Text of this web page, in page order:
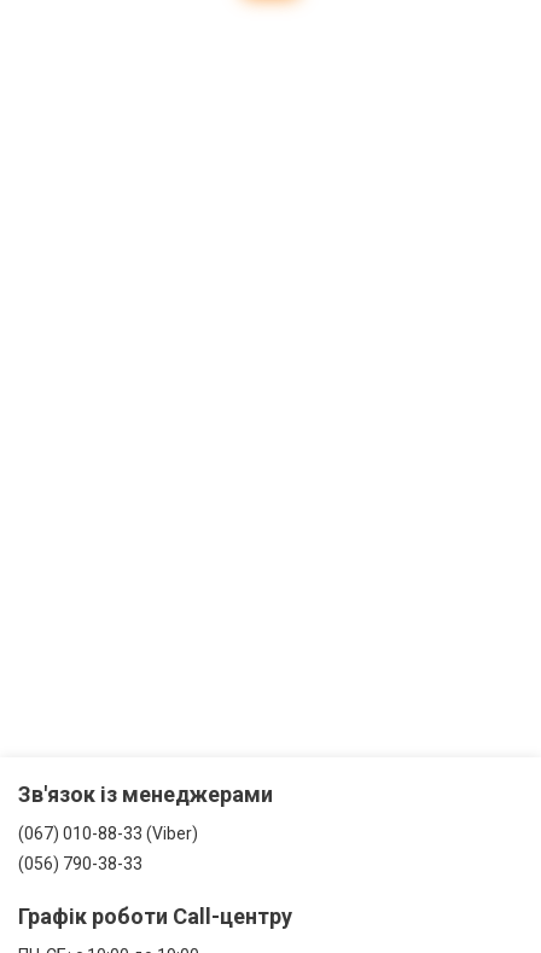
Зв'язок із менеджерами
(067) 010-88-33 (Viber)
(056) 790-38-33
Графік роботи Call-центру